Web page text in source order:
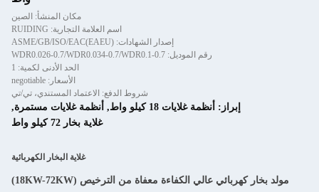
مكان المنشأ: الصين
اسم العلامة التجارية: RUIDING
إصدار الشهادات: ASME/GB/ISO/EAC(EAEU)
رقم الموديل: WDR0.026-0.7/WDR0.034-0.7/WDR0.1-0.7
الحد الأدنى لكمية: 1
الأسعار: negotiable
شروط الدفع: الاعتماد المستندي، تي/تي
إبراز: أنظمة غلايات 18 كيلو واط , أنظمة غلايات مستمرة,
غلاية بخار 72 كيلو واط
غلاية البخار الكهربائية
مولد بخار كهربائي عالي الكفاءة معفاة من الترخيص (18KW-72KW)